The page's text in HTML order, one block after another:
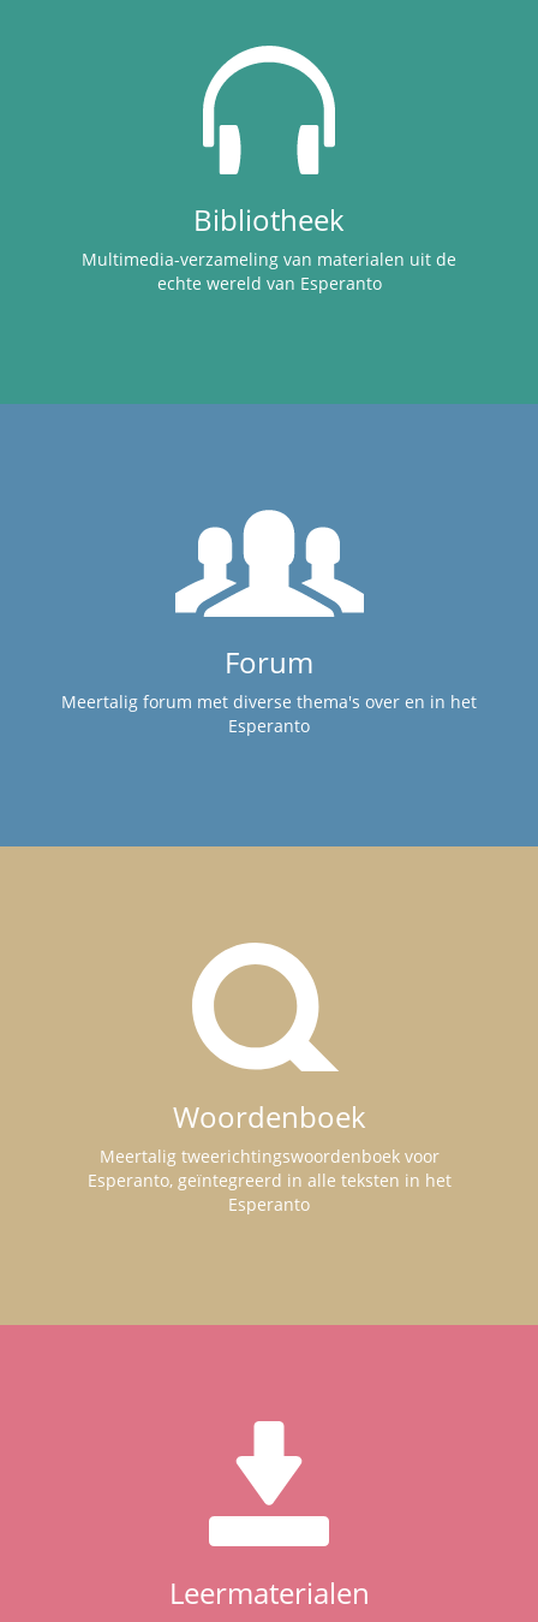
Bibliotheek
Multimedia-verzameling van materialen uit de
echte wereld van Esperanto
Forum
Meertalig forum met diverse thema's over en in het
Esperanto
Woordenboek
Meertalig tweerichtingswoordenboek voor
Esperanto, geïntegreerd in alle teksten in het
Esperanto
Leermaterialen